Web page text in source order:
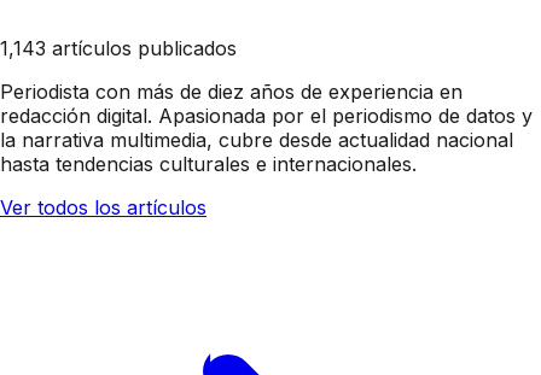
1,143 artículos publicados
Periodista con más de diez años de experiencia en
redacción digital. Apasionada por el periodismo de datos y
la narrativa multimedia, cubre desde actualidad nacional
hasta tendencias culturales e internacionales.
Ver todos los artículos